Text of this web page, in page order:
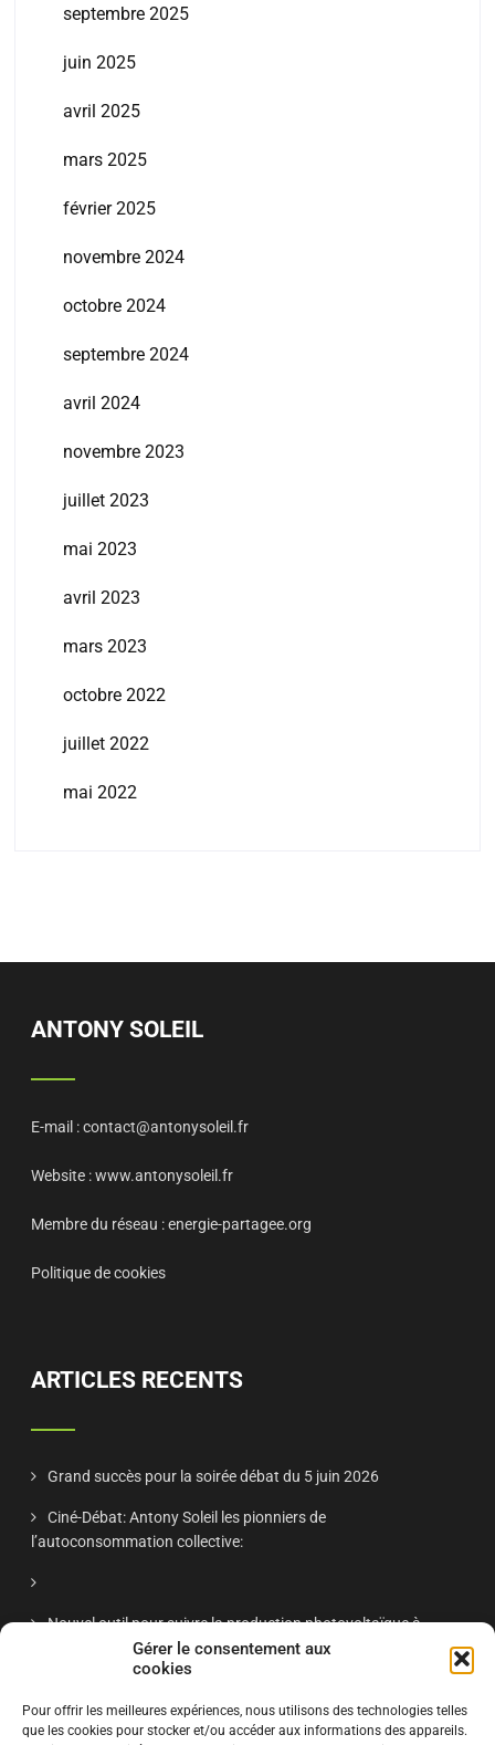
Gérer le consentement aux
cookies
Pour offrir les meilleures expériences, nous utilisons des technologies telles
que les cookies pour stocker et/ou accéder aux informations des appareils.
septembre 2025
juin 2025
avril 2025
mars 2025
février 2025
novembre 2024
octobre 2024
septembre 2024
avril 2024
novembre 2023
juillet 2023
mai 2023
avril 2023
mars 2023
octobre 2022
juillet 2022
mai 2022
ANTONY SOLEIL
E-mail :contact@antonysoleil.fr
Website :www.antonysoleil.fr
Membre du réseau :energie-partagee.org
Politique de cookies
ARTICLES RECENTS
Grand succès pour la soirée débat du 5 juin 2026
Ciné-Débat: Antony Soleil les pionniers de
l’autoconsommation collective:
Nouvel outil pour suivre la production photovoltaïque à
à Antony : retour d’expériences et projets citoyens »